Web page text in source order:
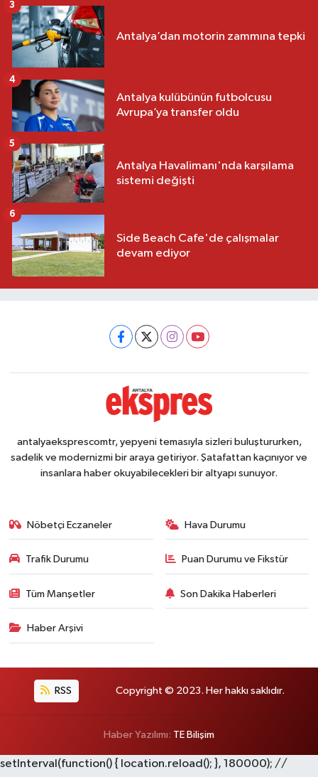
Antalya’dan motorin zammına tepki
3
Antalya kulübünün futbolcusu
Avrupa’ya transfer oldu
4
Antalya Havalimanı'nda karşılama
sistemi değişti
5
Side Beach Cafe'de çalışmalar
devam ediyor
6
antalyaeksprescomtr, yepyeni temasıyla sizleri buluştururken,
sadelik ve modernizmi bir araya getiriyor. Şatafattan kaçınıyor ve
insanlara haber okuyabilecekleri bir altyapı sunuyor.
Nöbetçi Eczaneler Hava Durumu
Trafik Durumu Puan Durumu ve Fikstür
Tüm Manşetler Son Dakika Haberleri
Haber Arşivi
RSS Copyright © 2023. Her hakkı saklıdır.
Haber Yazılımı: TE Bilişim
setInterval(function() { location.reload(); }, 180000); //